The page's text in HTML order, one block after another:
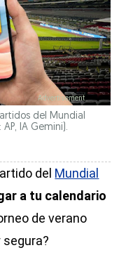
del Mundial
IA Gemini).
del Mundial
a tu calendario
de verano